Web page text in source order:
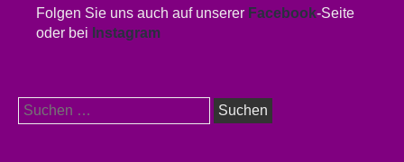
Folgen Sie uns auch auf unserer Facebook-Seite
oder bei Instagram
Suchen
nach: